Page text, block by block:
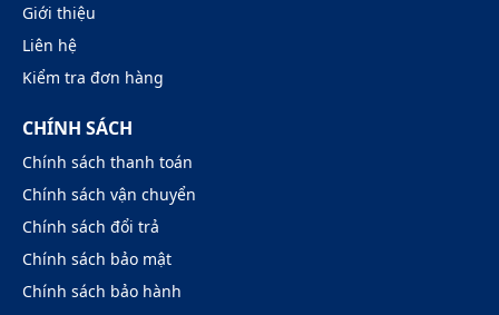
Giới thiệu
Liên hệ
Kiểm tra đơn hàng
CHÍNH SÁCH
Chính sách thanh toán
Chính sách vận chuyển
Chính sách đổi trả
Chính sách bảo mật
Chính sách bảo hành